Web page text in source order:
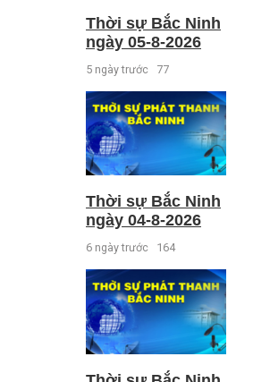
Thời sự Bắc Ninh
ngày 05-8-2026
5 ngày trước 77
Thời sự Bắc Ninh
ngày 04-8-2026
6 ngày trước 164